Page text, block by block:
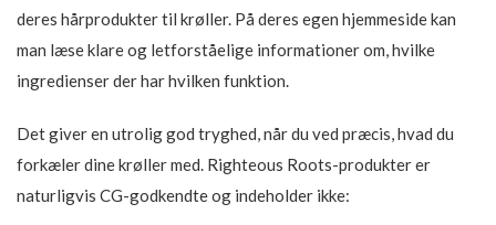
deres hårprodukter til krøller. På deres egen hjemmeside kan
man læse klare og letforståelige informationer om, hvilke
ingredienser der har hvilken funktion.
Det giver en utrolig god tryghed, når du ved præcis, hvad du
forkæler dine krøller med. Righteous Roots-produkter er
naturligvis CG-godkendte og indeholder ikke: